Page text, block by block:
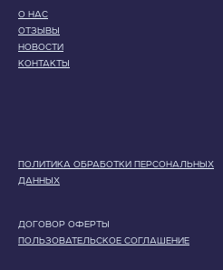
О НАС
ОТЗЫВЫ
НОВОСТИ
КОНТАКТЫ
ПОЛИТИКА ОБРАБОТКИ ПЕРСОНАЛЬНЫХ
ДАННЫХ
ДОГОВОР ОФЕРТЫ
ПОЛЬЗОВАТЕЛЬСКОЕ СОГЛАШЕНИЕ